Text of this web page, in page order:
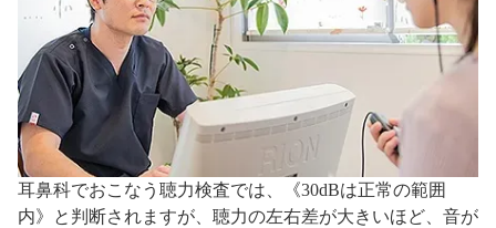
耳鼻科でおこなう聴力検査では、《30dBは正常の範囲
内》と判断されますが、聴力の左右差が大きいほど、音が